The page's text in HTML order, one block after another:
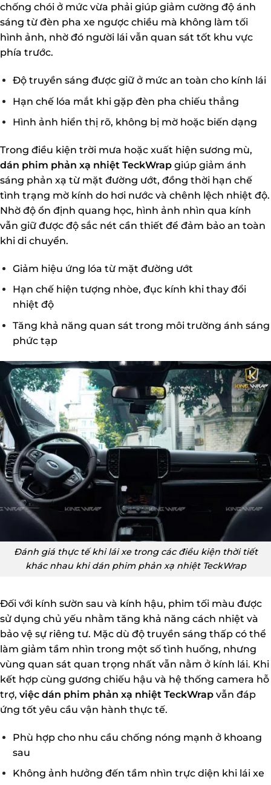
chống chói ở mức vừa phải giúp giảm cường độ ánh
sáng từ đèn pha xe ngược chiều mà không làm tối
hình ảnh, nhờ đó người lái vẫn quan sát tốt khu vực
phía trước.
Độ truyền sáng được giữ ở mức an toàn cho kính lái
Hạn chế lóa mắt khi gặp đèn pha chiếu thẳng
Hình ảnh hiển thị rõ, không bị mờ hoặc biến dạng
Trong điều kiện trời mưa hoặc xuất hiện sương mù,
dán phim phản xạ nhiệt TeckWrap giúp giảm ánh
sáng phản xạ từ mặt đường ướt, đồng thời hạn chế
tình trạng mờ kính do hơi nước và chênh lệch nhiệt độ.
Nhờ độ ổn định quang học, hình ảnh nhìn qua kính
vẫn giữ được độ sắc nét cần thiết để đảm bảo an toàn
khi di chuyển.
Giảm hiệu ứng lóa từ mặt đường ướt
Hạn chế hiện tượng nhòe, đục kính khi thay đổi
nhiệt độ
Tăng khả năng quan sát trong môi trường ánh sáng
phức tạp
Đánh giá thực tế khi lái xe trong các điều kiện thời tiết
khác nhau khi dán phim phản xạ nhiệt TeckWrap
Đối với kính sườn sau và kính hậu, phim tối màu được
sử dụng chủ yếu nhằm tăng khả năng cách nhiệt và
bảo vệ sự riêng tư. Mặc dù độ truyền sáng thấp có thể
làm giảm tầm nhìn trong một số tình huống, nhưng
vùng quan sát quan trọng nhất vẫn nằm ở kính lái. Khi
kết hợp cùng gương chiếu hậu và hệ thống camera hỗ
trợ, việc dán phim phản xạ nhiệt TeckWrap vẫn đáp
ứng tốt yêu cầu vận hành thực tế.
Phù hợp cho nhu cầu chống nóng mạnh ở khoang
sau
Không ảnh hưởng đến tầm nhìn trực diện khi lái xe